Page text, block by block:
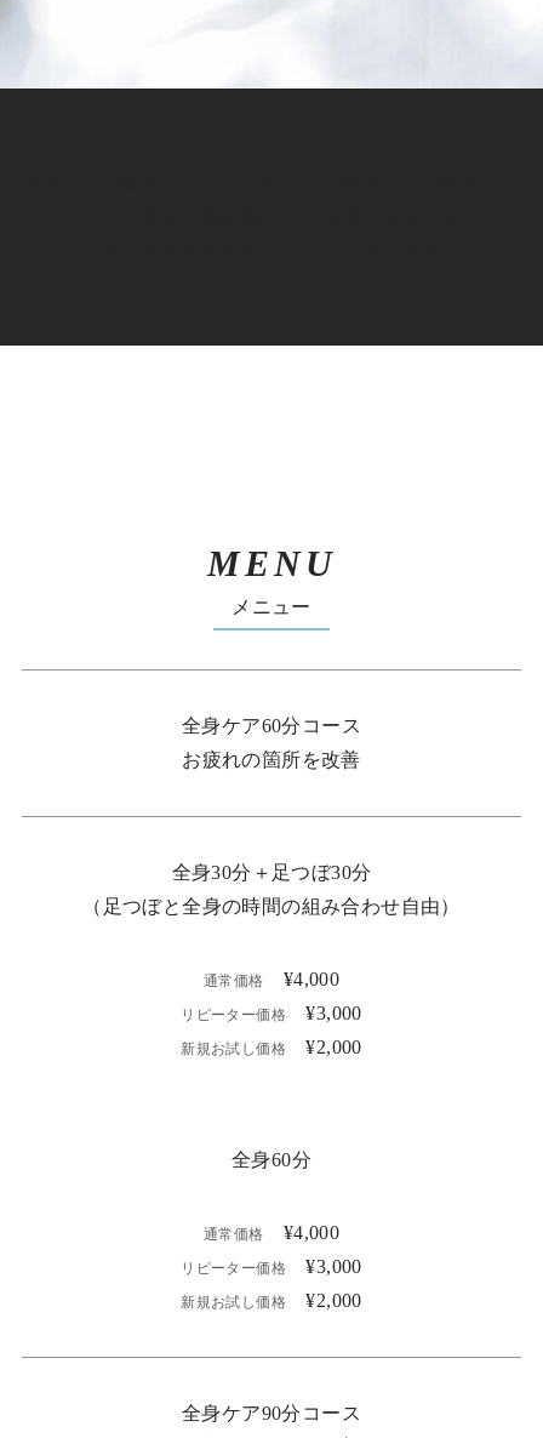
MENU
メニュー
全身ケア60分コース
お疲れの箇所を改善
全身30分＋足つぼ30分
（足つぼと全身の時間の組み合わせ自由）
通常価格 ¥4,000
リピーター価格 ¥3,000
新規お試し価格 ¥2,000
全身60分
通常価格 ¥4,000
リピーター価格 ¥3,000
新規お試し価格 ¥2,000
全身ケア90分コース